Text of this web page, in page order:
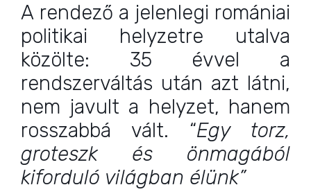
A rendező a jelenlegi romániai
politikai helyzetre utalva
közölte: 35 évvel a
rendszerváltás után azt látni,
nem javult a helyzet, hanem
rosszabbá vált. “Egy torz,
groteszk és önmagából
kiforduló világban élünk”